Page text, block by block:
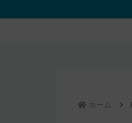
ホーム